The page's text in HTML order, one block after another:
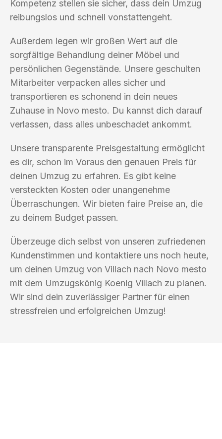
Kompetenz stellen sie sicher, dass dein Umzug
reibungslos und schnell vonstattengeht.
Außerdem legen wir großen Wert auf die
sorgfältige Behandlung deiner Möbel und
persönlichen Gegenstände. Unsere geschulten
Mitarbeiter verpacken alles sicher und
transportieren es schonend in dein neues
Zuhause in Novo mesto. Du kannst dich darauf
verlassen, dass alles unbeschadet ankommt.
Unsere transparente Preisgestaltung ermöglicht
es dir, schon im Voraus den genauen Preis für
deinen Umzug zu erfahren. Es gibt keine
versteckten Kosten oder unangenehme
Überraschungen. Wir bieten faire Preise an, die
zu deinem Budget passen.
Überzeuge dich selbst von unseren zufriedenen
Kundenstimmen und kontaktiere uns noch heute,
um deinen Umzug von Villach nach Novo mesto
mit dem Umzugskönig Koenig Villach zu planen.
Wir sind dein zuverlässiger Partner für einen
stressfreien und erfolgreichen Umzug!